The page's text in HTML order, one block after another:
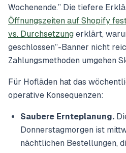
Wochenende.” Die tiefere
Öffnungszeiten auf Shopify
vs. Durchsetzung erklärt,
geschlossen”-Banner nicht
Zahlungsmethoden umgehen
Für Hofläden hat das
operative Konsequenzen:
Saubere Ernteplanung.
Donnerstagmorgen ist
nächtlichen Bestellungen,